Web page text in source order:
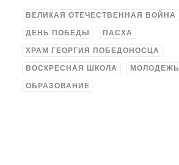
ВЕЛИКАЯ ОТЕЧЕСТВЕННАЯ ВОЙНА
ДЕНЬ ПОБЕДЫ ПАСХА
ХРАМ ГЕОРГИЯ ПОБЕДОНОСЦА
ВОСКРЕСНАЯ ШКОЛА МОЛОДЕЖЬ
ОБРАЗОВАНИЕ